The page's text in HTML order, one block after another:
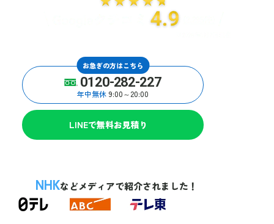
お急ぎの方はこちら
0120-282-227
年中無休 9:00～20:00
LINEで無料お見積り
NHKなどメディアで紹介されました！